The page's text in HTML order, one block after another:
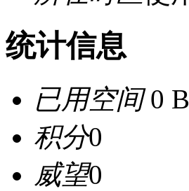
统计信息
已用空间0 B
积分0
威望0